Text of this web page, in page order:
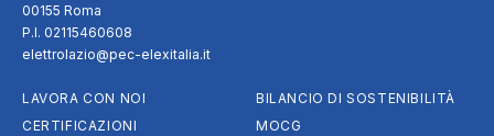
00155 Roma
P.I. 02115460608
elettrolazio@pec-elexitalia.it
LAVORA CON NOI
CERTIFICAZIONI
BILANCIO DI SOSTENIBILITÀ
MOCG